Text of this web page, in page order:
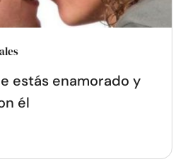
estás enamorado y
él